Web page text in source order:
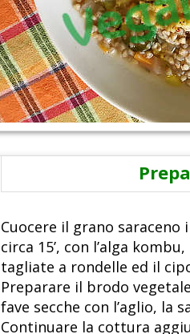
Cuocere il grano
circa 15’, con l’alga
tagliate a rondelle ed il
Preparare il brodo
fave secche con l’aglio, la
Continuare la cottura